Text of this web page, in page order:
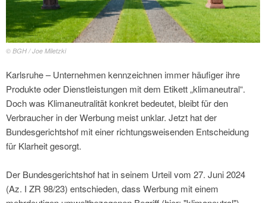
© BGH / Joe Miletzki
Karlsruhe – Unternehmen kennzeichnen immer häufiger ihre
Produkte oder Dienstleistungen mit dem Etikett „klimaneutral“.
Doch was Klimaneutralität konkret bedeutet, bleibt für den
Verbraucher in der Werbung meist unklar. Jetzt hat der
Bundesgerichtshof mit einer richtungsweisenden Entscheidung
für Klarheit gesorgt.
Der Bundesgerichtshof hat in seinem Urteil vom 27. Juni 2024
(Az. I ZR 98/23) entschieden, dass Werbung mit einem